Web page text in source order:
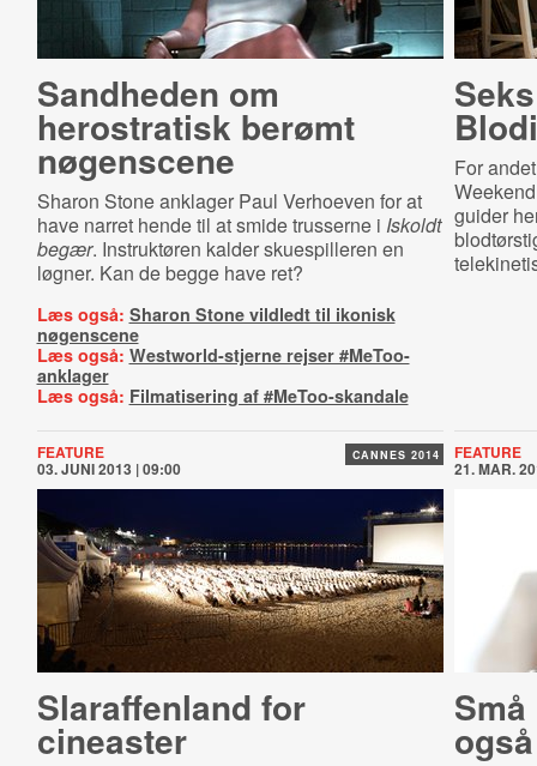
Sandheden om
herostratisk berømt
nøgenscene
Sharon Stone anklager Paul Verhoeven for at
have narret hende til at smide trusserne i Iskoldt
begær. Instruktøren kalder skuespilleren en
løgner. Kan de begge have ret?
Læs også: Sharon Stone vildledt til ikonisk
nøgenscene
Læs også: Westworld-stjerne rejser #MeToo-
anklager
Læs også: Filmatisering af #MeToo-skandale
For
guider
CANNES 2014
FEATURE
03. JUNI 2013 | 09:00
Slaraffenland for
cineaster
FEATURE
21. MAR.